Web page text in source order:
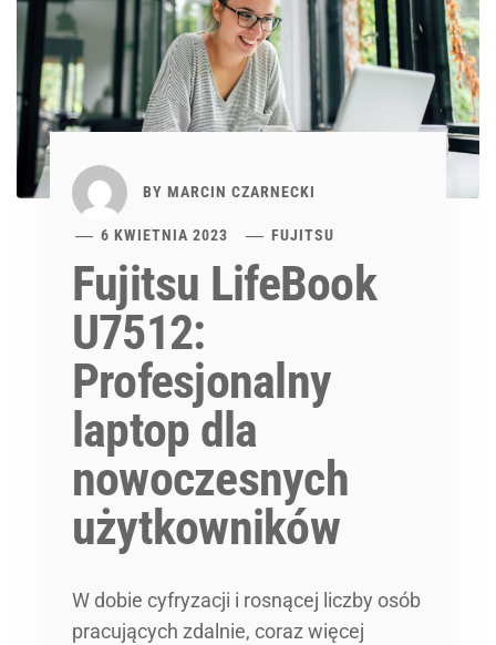
BY MARCIN CZARNECKI
6 KWIETNIA 2023 FUJITSU
Fujitsu LifeBook
U7512:
Profesjonalny
laptop dla
nowoczesnych
użytkowników
W dobie cyfryzacji i rosnącej liczby osób
pracujących zdalnie, coraz więcej